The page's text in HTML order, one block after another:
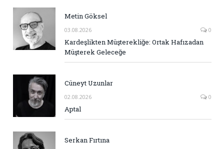
Metin Göksel
03.08.2026 0
Kardeşlikten Müşterekliğe: Ortak Hafızadan
Müşterek Geleceğe
Cüneyt Uzunlar
02.08.2026 0
Aptal
Serkan Fırtına